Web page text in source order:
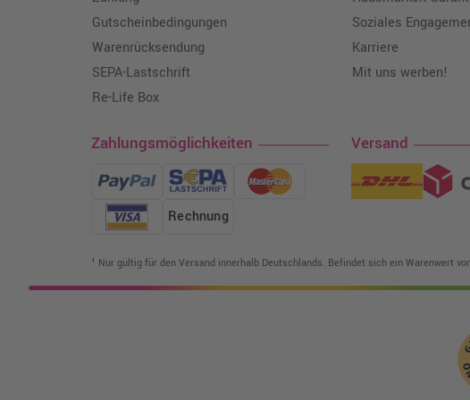
Gutscheinbedingungen
Warenrücksendung
SEPA-Lastschrift
Re-Life Box
Soziales
Karriere
Mit uns werben!
Zahlungsmöglichkeiten
Rechnung
Versand
¹ Nur gültig für den Versand innerhalb Deutschlands. Befindet sich ein Warenwert